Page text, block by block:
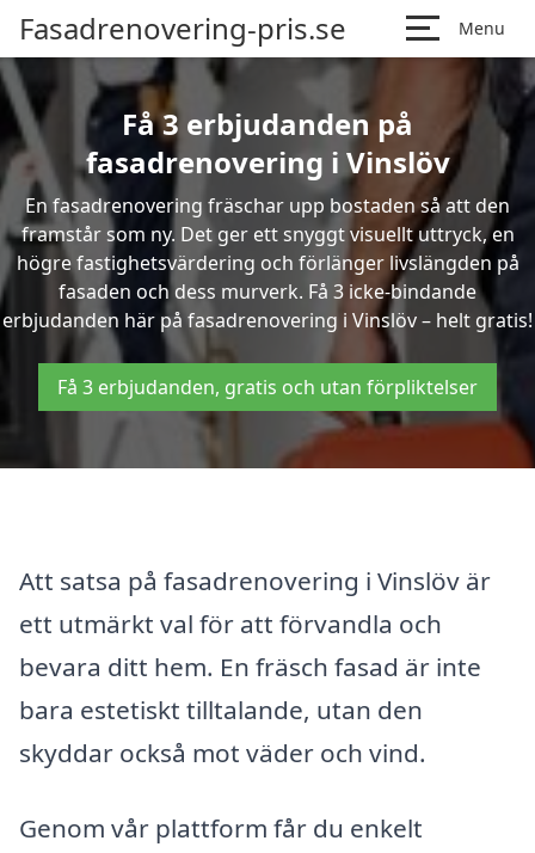
Fasadrenovering-pris.se Menu
Få 3 erbjudanden på
fasadrenovering i Vinslöv
En fasadrenovering fräschar upp bostaden så att den
framstår som ny. Det ger ett snyggt visuellt uttryck, en
högre fastighetsvärdering och förlänger livslängden på
fasaden och dess murverk. Få 3 icke-bindande
erbjudanden här på fasadrenovering i Vinslöv – helt gratis!
Få 3 erbjudanden, gratis och utan förpliktelser
Att satsa på fasadrenovering i Vinslöv är
ett utmärkt val för att förvandla och
bevara ditt hem. En fräsch fasad är inte
bara estetiskt tilltalande, utan den
skyddar också mot väder och vind.
Genom vår plattform får du enkelt